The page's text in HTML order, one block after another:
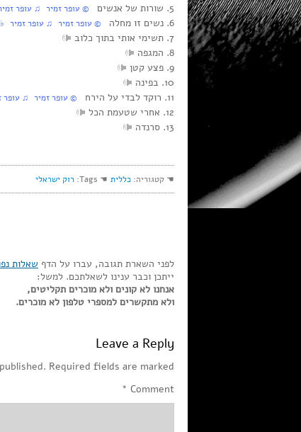
5. שורות של אנשים
© עופר זמיר‏ ♫ עופר
6. נשים זו מחלה © עופר זמיר‏ ♫ עופר זמיר‏
7. תשימי אותי בתוך כלוב
8. המגפה
9. פצע קטן
10. בפינה
11. רוקד לבדי על הירח
© עופר זמיר‏ ♫ עופר
12. אחרי שטעמת הכל
13. סרנדה
☚ קטגוריה: כללית ☚ Tags: רוק ישראלי
לפני השארת תגובה, עברו על הדף שאלות
ייתכן וכבר ענינו לשאלתכם. למשל:
אנחנו לא קונים ולא מוכרים תקליטים,
ולא מתקשרים למספרי טלפון לא מוכרים.
Leave a Reply
Required fields are marked
Comment
*